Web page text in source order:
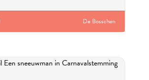
De Bosschen